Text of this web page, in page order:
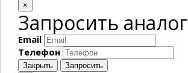
×
Запросить аналог
Email
Телефон
Закрыть
Запросить